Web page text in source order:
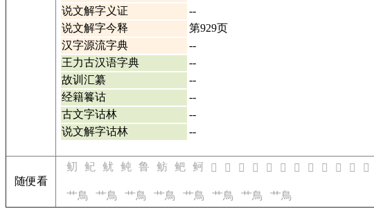
说文解字义证
--
说文解字今释
第929页
汉字源流字典
--
王力古汉语字典
--
故训汇纂
--
经籍籑诂
--
古文字诂林
--
说文解字诂林
--
随便看
鱽 鱾 鱿 鲀 鲁 鲂 鲃 鲄 𠷫 𠷬 𠷭 𠷮 𠷯 𠷰 𠷱 𠷳 𠷴 𠷵 𠷶 𠷷
艹鳥
艹鳥 艹鳥 艹鳥 艹鳥 艹鳥 艹鳥 艹鳥